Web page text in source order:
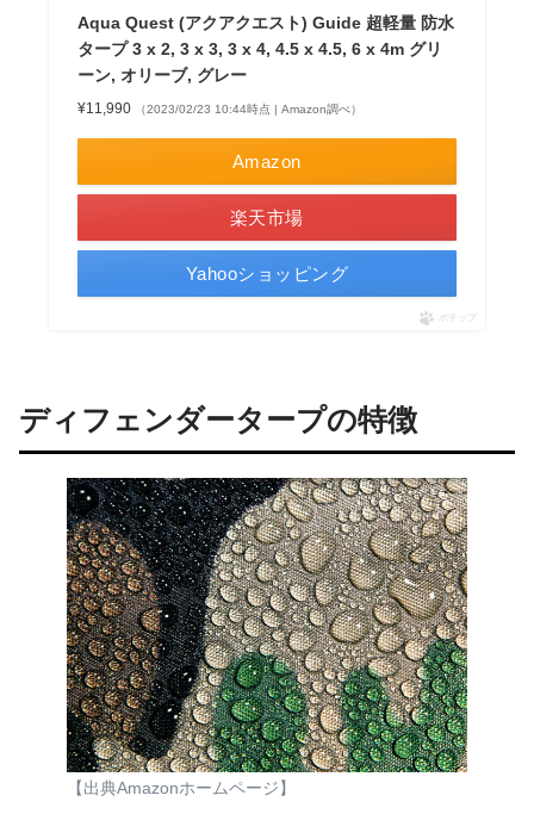
Aqua Quest (アクアクエスト) Guide 超軽量 防水
タープ 3 x 2, 3 x 3, 3 x 4, 4.5 x 4.5, 6 x 4m グリ
ーン, オリーブ, グレー
¥11,990 （2023/02/23 10:44時点 | Amazon調べ）
Amazon
楽天市場
Yahooショッピング
ポチップ
ディフェンダータープの特徴
【出典Amazonホームページ】